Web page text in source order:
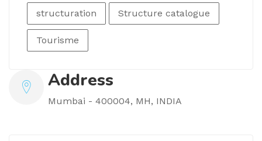
structuration Structure catalogue
Tourisme
Address
Mumbai - 400004, MH, INDIA